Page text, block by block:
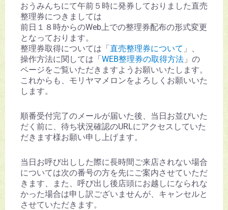
おうみんちにて午前５時に発券しておりました直売
整理券につきましては
前日１８時からのWeb上での整理券配布の形式変更
となっております。
整理券取得については「直売整理券について 」、
操作方法に関しては「WEB整理券の取得方法 」の
ページをご覧いただきますようお願いいたします。
これからも、モリヤマメロンをよろしくお願いいた
します。
順番受付完了のメールが届いた後、当日お並びいた
だく前に、待ち状況確認のURLにアクセスしていた
だきます様お願い申し上げます。
当日お呼び出しした際に長時間ご来店されない場合
については次の番号の方を先にご案内させていただ
きます、また、呼び出し後店頭にお越しになられな
かった場合は申し訳ございませんが、キャンセルと
させていただきます。